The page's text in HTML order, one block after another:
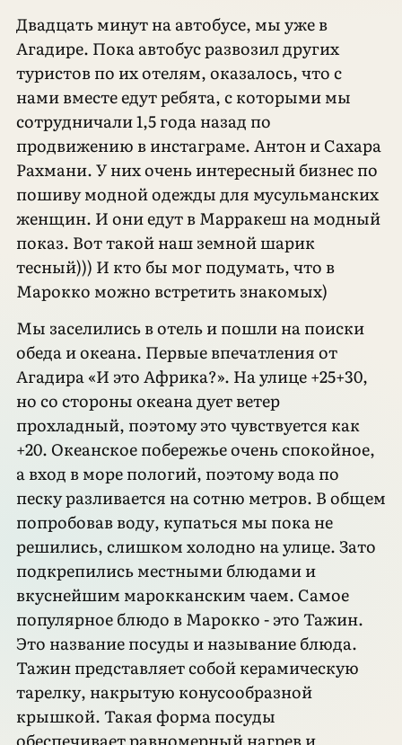
Двадцать минут на автобусе, мы уже в
Агадире. Пока автобус развозил других
туристов по их отелям, оказалось, что с
нами вместе едут ребята, с которыми мы
сотрудничали 1,5 года назад по
продвижению в инстаграме. Антон и Сахара
Рахмани. У них очень интересный бизнес по
пошиву модной одежды для мусульманских
женщин. И они едут в Марракеш на модный
показ. Вот такой наш земной шарик
тесный))) И кто бы мог подумать, что в
Марокко можно встретить знакомых)
Мы заселились в отель и пошли на поиски
обеда и океана. Первые впечатления от
Агадира «И это Африка?». На улице +25+30,
но со стороны океана дует ветер
прохладный, поэтому это чувствуется как
+20. Океанское побережье очень спокойное,
а вход в море пологий, поэтому вода по
песку разливается на сотню метров. В общем
попробовав воду, купаться мы пока не
решились, слишком холодно на улице. Зато
подкрепились местными блюдами и
вкуснейшим марокканским чаем. Самое
популярное блюдо в Марокко - это Тажин.
Это название посуды и называние блюда.
Тажин представляет собой керамическую
тарелку, накрытую конусообразной
крышкой. Такая форма посуды
обеспечивает равномерный нагрев и